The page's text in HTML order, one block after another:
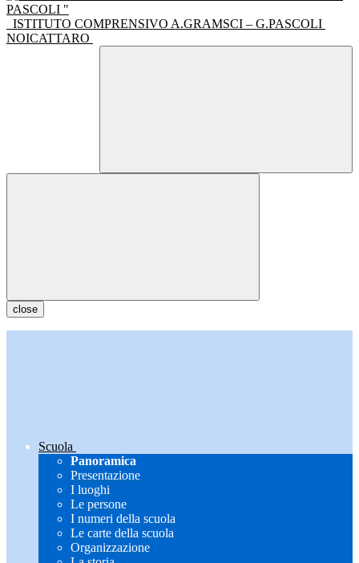
ISTITUTO COMPRENSIVO A.GRAMSCI – G.PASCOLI
NOICATTARO
close
Scuola
Panoramica
Presentazione
I luoghi
Le persone
I numeri della scuola
Le carte della scuola
Organizzazione